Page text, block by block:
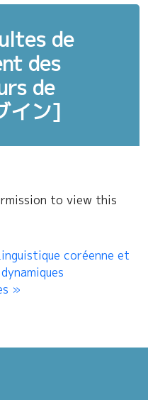
de
des
de
イン]
to view this
coréenne et